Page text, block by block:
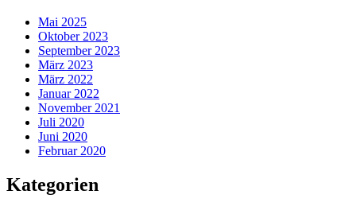
Mai 2025
Oktober 2023
September 2023
März 2023
März 2022
Januar 2022
November 2021
Juli 2020
Juni 2020
Februar 2020
Kategorien